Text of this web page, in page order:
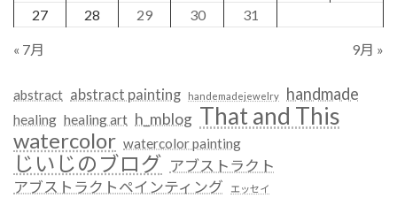
27
28 29 30 31
« 7月 9月 »
abstract abstract painting handemadejewelry handmade
healing healing art h_mblog That and This
watercolor watercolor painting
じいじのブログ アブストラクト
アブストラクトペインティング
エッセイ